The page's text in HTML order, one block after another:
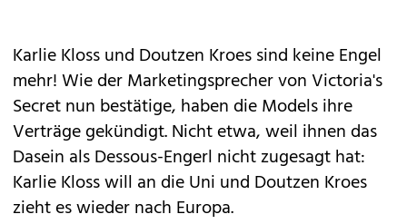
Karlie Kloss und Doutzen Kroes sind keine Engel
mehr! Wie der Marketingsprecher von Victoria's
Secret nun bestätige, haben die Models ihre
Verträge gekündigt. Nicht etwa, weil ihnen das
Dasein als Dessous-Engerl nicht zugesagt hat:
Karlie Kloss will an die Uni und Doutzen Kroes
zieht es wieder nach Europa.